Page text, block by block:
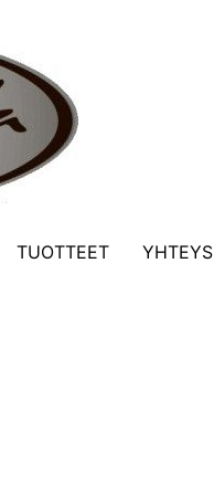
TUOTTEET
YHTEYS